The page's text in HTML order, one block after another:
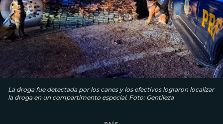
La droga fue detectada por los canes y los efectivos lograron localizar
la droga en un compartimento especial. Foto: Gentileza